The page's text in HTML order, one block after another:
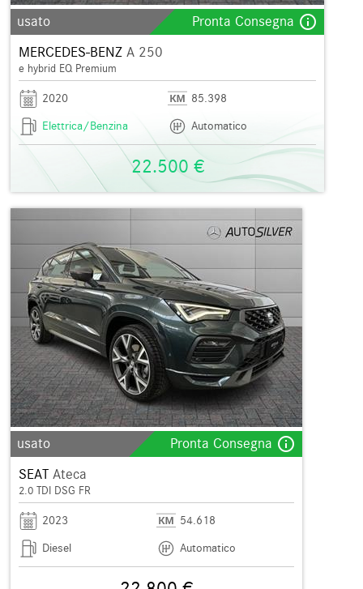
usato Pronta Consegna info_outline
MERCEDES-BENZ A 250
e hybrid EQ Premium
2020
85.398
Elettrica/Benzina
Automatico
22.500 €
usato Pronta Consegna info_outline
SEAT Ateca
2.0 TDI DSG FR
2023
54.618
Diesel
Automatico